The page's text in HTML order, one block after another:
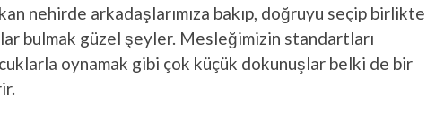
nehirde arkadaşlarımıza bakıp, doğruyu seçip birlikte
bulmak güzel şeyler. Mesleğimizin standartları
oynamak gibi çok küçük dokunuşlar belki de bir